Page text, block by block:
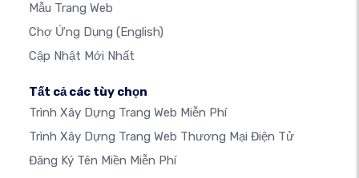
Mẫu Trang Web
Chợ Ứng Dụng (English)
Cập Nhật Mới Nhất
Tất cả các tùy chọn
Trình Xây Dựng Trang Web Miễn Phí
Trình Xây Dựng Trang Web Thương Mại Điện Tử
Đăng Ký Tên Miền Miễn Phí